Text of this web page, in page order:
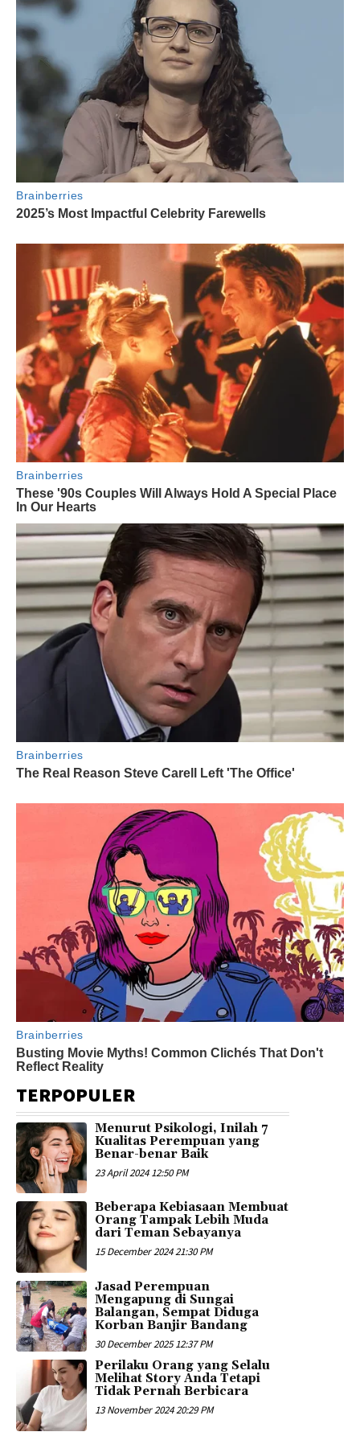
TERPOPULER
Menurut Psikologi, Inilah 7
Kualitas Perempuan yang
Benar-benar Baik
23 April 2024 12:50 PM
Beberapa Kebiasaan Membuat
Orang Tampak Lebih Muda
dari Teman Sebayanya
15 December 2024 21:30 PM
Jasad Perempuan
Mengapung di Sungai
Balangan, Sempat Diduga
Korban Banjir Bandang
30 December 2025 12:37 PM
Perilaku Orang yang Selalu
Melihat Story Anda Tetapi
Tidak Pernah Berbicara
13 November 2024 20:29 PM